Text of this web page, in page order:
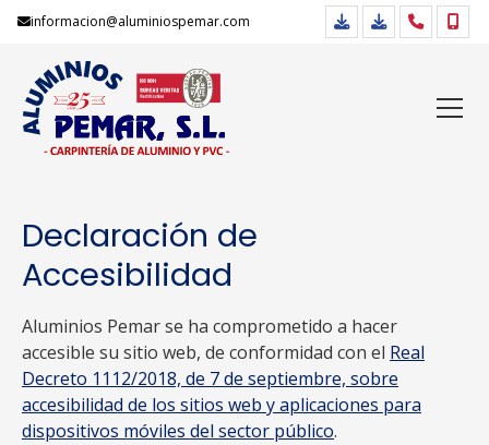
informacion@aluminiospemar.com
Declaración de
Accesibilidad
Aluminios Pemar se ha comprometido a hacer
accesible su sitio web, de conformidad con el Real
Decreto 1112/2018, de 7 de septiembre, sobre
accesibilidad de los sitios web y aplicaciones para
dispositivos móviles del sector público.